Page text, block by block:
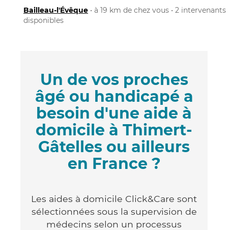
Bailleau-l'Évêque • à 19 km de chez vous • 2 intervenants
disponibles
Un de vos proches
âgé ou handicapé a
besoin d'une aide à
domicile à Thimert-
Gâtelles ou ailleurs
en France ?
Les aides à domicile Click&Care sont
sélectionnées sous la supervision de
médecins selon un processus